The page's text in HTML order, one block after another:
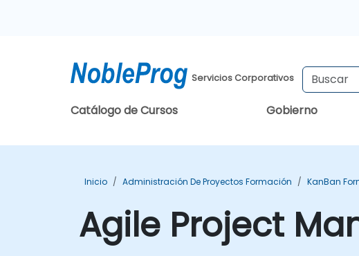
Servicios Corporativos
Catálogo de Cursos Gobierno
Inicio Administración De Proyectos Formación KanBan
Agile Project